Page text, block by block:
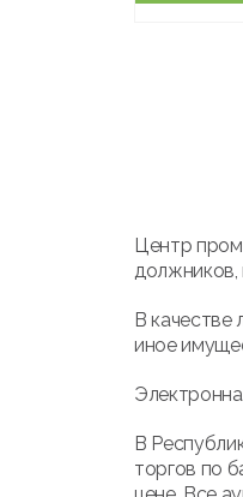
Центр
должников,
В качестве
иное
В
торгов по